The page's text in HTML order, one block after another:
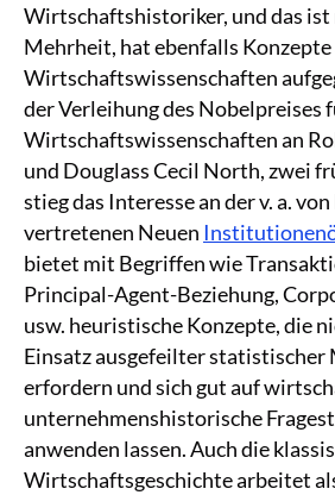
Wirtschaftshistoriker, und das ist
Mehrheit, hat ebenfalls Konzepte
Wirtschaftswissenschaften
der Verleihung des Nobelpreises
Wirtschaftswissenschaften an
und Douglass Cecil North, zwei
stieg das Interesse an der v. a.
vertretenen Neuen
bietet mit Begriffen wie
Principal-Agent-Beziehung,
usw. heuristische Konzepte, die
Einsatz ausgefeilter statistischer
erfordern und sich gut auf
unternehmenshistorische
anwenden lassen. Auch die
Wirtschaftsgeschichte arbeitet